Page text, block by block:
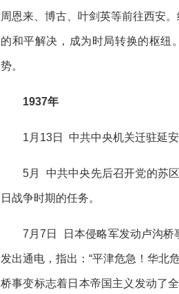
周恩来、博古、叶剑英等前往西安
的和平解决，成为时局转换的枢纽
势。
1937年
1月13日 中共中央机关迁驻延安
5月 中共中央先后召开党的苏
日战争时期的任务。
7月7日 日本侵略军发动卢沟桥
发出通电，指出：“平津危急！华北
桥事变标志着日本帝国主义发动了